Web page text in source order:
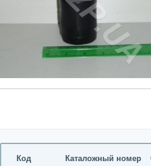
Код Каталожный номер